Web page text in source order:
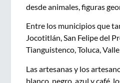
desde animales, figuras
Entre los municipios que
Jocotitlán, San Felipe del
Tianguistenco, Toluca,
Las artesanas y los
blanco, negro, azul y café,